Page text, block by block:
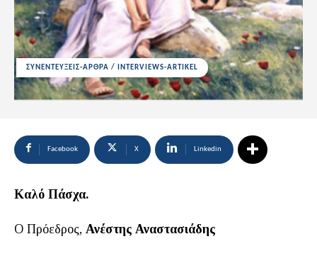
ΣΥΝΕΝΤΕΥΞΕΙΣ-ΑΡΘΡΑ / INTERVIEWS-ARTIKEL
Facebook X Linkedin
Καλό Πάσχα.
Ο Πρόεδρος, Ανέστης Αναστασιάδης